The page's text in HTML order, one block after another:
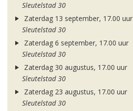
Sleutelstad 30
Zaterdag 13 september, 17.00 uur
Sleutelstad 30
Zaterdag 6 september, 17.00 uur
Sleutelstad 30
Zaterdag 30 augustus, 17.00 uur
Sleutelstad 30
Zaterdag 23 augustus, 17.00 uur
Sleutelstad 30